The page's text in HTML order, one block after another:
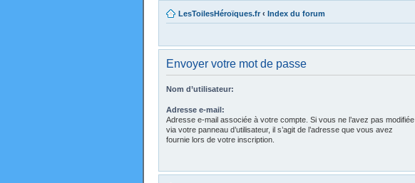
LesToilesHéroïques.fr ‹ Index du forum
Envoyer votre mot de passe
Nom d’utilisateur:
Adresse e-mail:
Adresse e-mail associée à votre compte. Si vous ne l’avez pas modifiée
via votre panneau d’utilisateur, il s’agit de l’adresse que vous avez
fournie lors de votre inscription.